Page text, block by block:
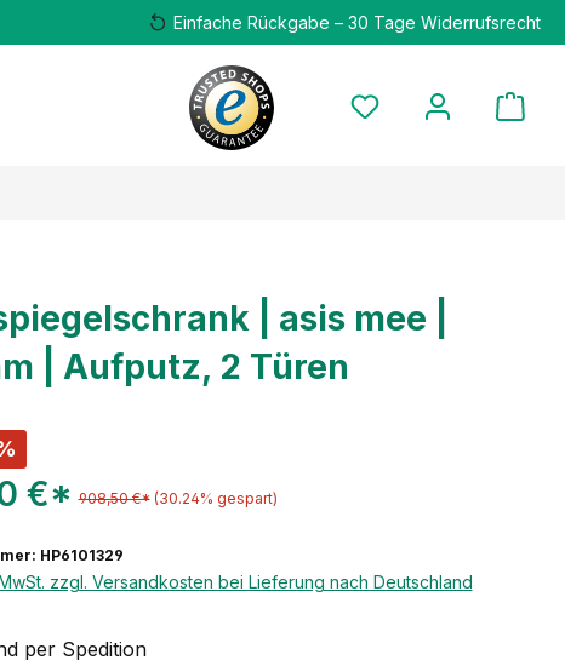
Einfache Rückgabe – 30 Tage Widerrufsrecht
| asis mee |
| Aufputz, 2 Türen
€* 908,50 €* (30.24% gespart)
HP6101329
zzgl. Versandkosten bei Lieferung nach Deutschland
per Spedition